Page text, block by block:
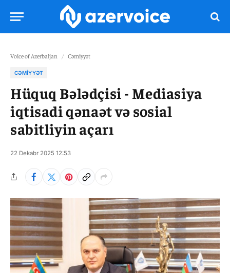
Voice of Azerbaijan / Cəmiyyət
CƏMIYYƏT
Hüquq Bələdçisi - Mediasiya
iqtisadi qənaət və sosial
sabitliyin açarı
22 Dekabr 2025 12:53